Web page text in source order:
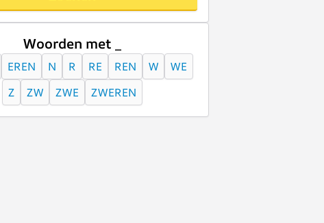
Woorden met _
EREN N R RE REN W
WE
Z
ZW ZWE ZWEREN